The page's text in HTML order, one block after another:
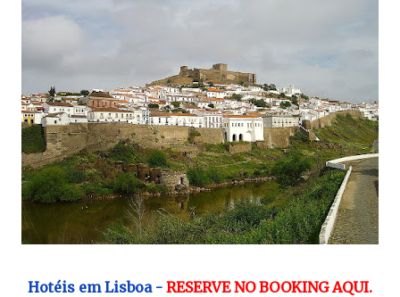
Hotéis em Lisboa - RESERVE NO BOOKING AQUI.